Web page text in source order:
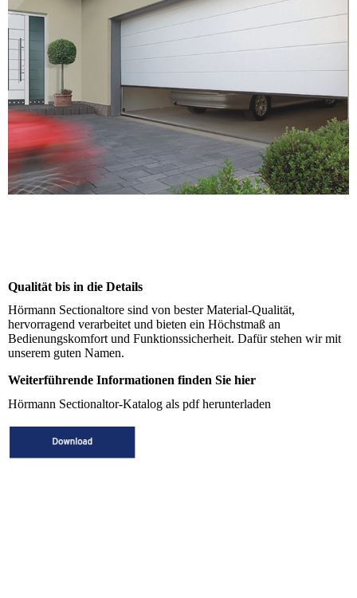
Qualität bis in die Details
Hörmann Sectionaltore sind von bester Material-Qualität,
hervorragend verarbeitet und bieten ein Höchstmaß an
Bedienungskomfort und Funktionssicherheit. Dafür stehen wir mit
unserem guten Namen.
Weiterführende Informationen finden Sie hier
Hörmann Sectionaltor-Katalog als pdf herunterladen